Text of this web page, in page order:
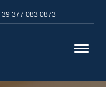
377 083 0873